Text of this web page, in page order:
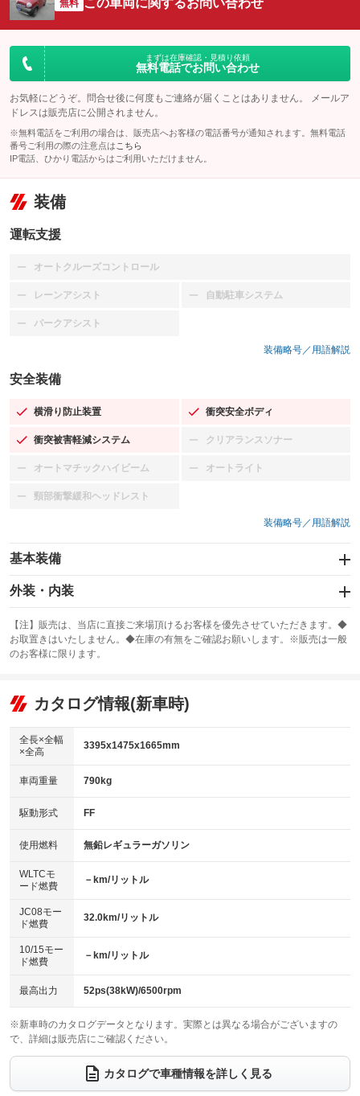
無料 この車両に関するお問い合わせ
まずは在庫確認・見積り依頼
無料電話でお問い合わせ
お気軽にどうぞ。問合せ後に何度もご連絡が届くことはありません。 メールア
ドレスは販売店に公開されません。
※無料電話をご利用の場合は、販売店へお客様の電話番号が通知されます。無料電話
番号ご利用の際の注意点は こちら
IP電話、ひかり電話からはご利用いただけません。
装備
運転支援
オートクルーズコントロール
：装備なし
レーンアシスト
：装備なし 自動駐車システム
：装備なし
パークアシスト
：装備なし
装備略号／用語解説
安全装備
横滑り防止装置
：装備あり 衝突安全ボディ
：装備あり
衝突被害軽減システム
：装備あり クリアランスソナー
：装備なし
オートマチックハイビーム
：装備なし オートライト
：装備なし
頸部衝撃緩和ヘッドレスト
：装備なし
装備略号／用語解説
基本装備
エアバッグ：運転席/助手席
：装備あり
：装備なし
サンルーフ
：装備なし ABS
リフトアップ
：装備なし
：装備なし
パワーウィンドウ
アイドリングストップ
：装備あり
USB入力端子
：装備あり
100V電源
：装備なし
センターデフロック
：装備なし
電動格納ミラー
：装備あり
外装・内装
カーナビ
：装備なし
TV：ワンセグ
：装備あり
ビジュアル：-／DVD再生
：装備あり
アルミホイール
：装備なし
HID(キセノンライト)
バックカメラ
エアロ
：装備なし
ローダウン
：装備なし
ベンチシート
：装備あり
チップアップシート
：装備なし
電動格納サードシート
：装備なし シートヒーター
：装備あり
ウォークスルー
電動リアゲート フロントカメラ
：装備なし
【注】販売は、当店に直接ご来場頂けるお客様を優先させていただきます。◆
お取置きはいたしません。◆在庫の有無をご確認お願いします。※販売は一般
のお客様に限ります。
カタログ情報(新車時)
全長×全幅
×全高
3395x1475x1665mm
車両重量 790kg
駆動形式 FF
使用燃料 無鉛レギュラーガソリン
WLTCモ
ード燃費
－km/リットル
JC08モー
ド燃費
32.0km/リットル
10/15モー
ド燃費
－km/リットル
最高出力 52ps(38kW)/6500rpm
※新車時のカタログデータとなります。実際とは異なる場合がございますの
で、詳細は販売店にご確認ください。
カタログで車種情報を詳しく見る